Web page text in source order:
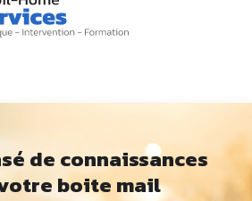
de connaissances
boite mail